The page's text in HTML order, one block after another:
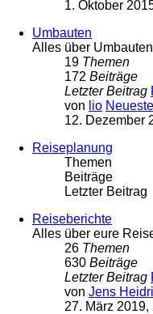
1. Oktober
Umbauten
Alles über
19 Themen
172 Beiträge
Letzter Beitrag
von lio
12. Dezember
Reiseplanung
Themen
Beiträge
Letzter Beitrag
Reiseberichte
Alles über eure
26 Themen
630 Beiträge
Letzter Beitrag
von Jens
27. März 2019,